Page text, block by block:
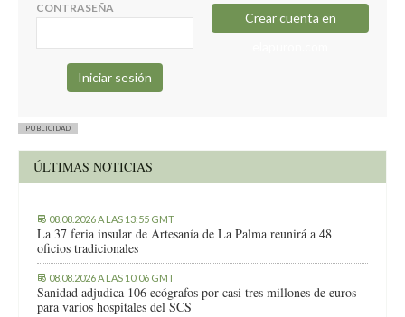
CONTRASEÑA
Crear cuenta en
PUBLICIDAD
ÚLTIMAS NOTICIAS
08.08.2026 A LAS 13:55 GMT
La 37 feria insular de Artesanía de La Palma reunirá a 48
oficios tradicionales
08.08.2026 A LAS 10:06 GMT
Sanidad adjudica 106 ecógrafos por casi tres millones de euros
para varios hospitales del SCS